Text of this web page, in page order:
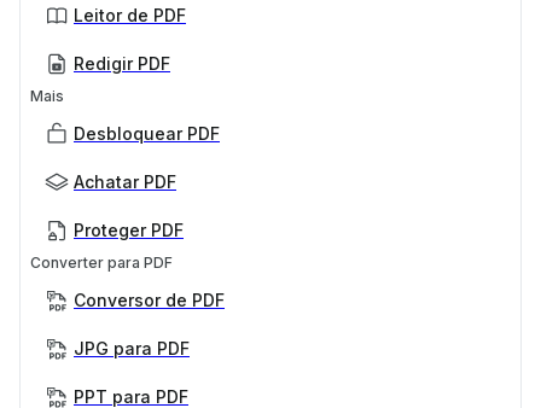
Leitor de PDF
Redigir PDF
Mais
Desbloquear PDF
Achatar PDF
Proteger PDF
Converter para PDF
Conversor de PDF
JPG para PDF
PPT para PDF